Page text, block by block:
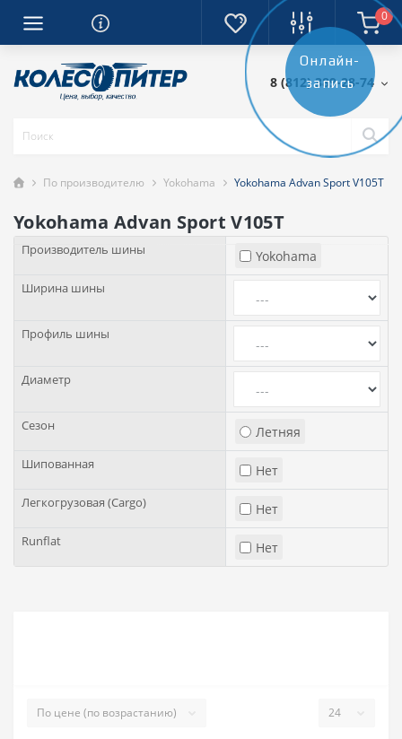
0
8 (812) 389-28-74
По производителю Yokohama Yokohama Advan Sport V105T
Yokohama Advan Sport V105T
Производитель шины Yokohama
Ширина шины
Профиль шины
Диаметр
Сезон Летняя
Шипованная Нет
Легкогрузовая (Cargo) Нет
Runflat Нет
Онлайн-
запись